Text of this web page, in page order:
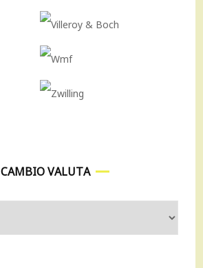
CAMBIO VALUTA